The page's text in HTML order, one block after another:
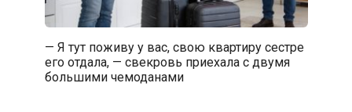
— Я тут поживу у вас, свою квартиру сестре
его отдала, — свекровь приехала с двумя
большими чемоданами